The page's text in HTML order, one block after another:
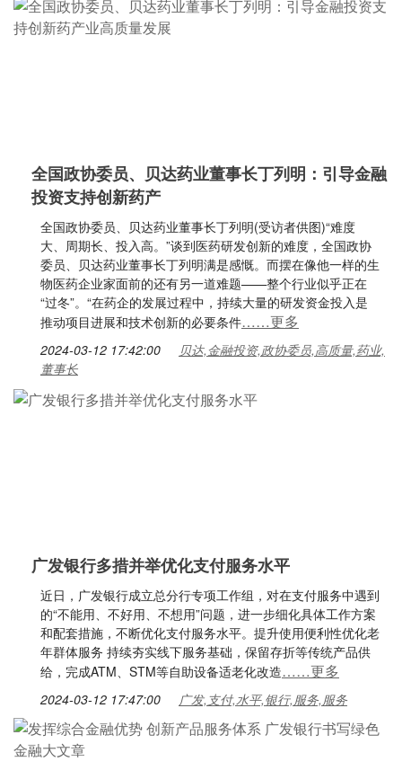
全国政协委员、贝达药业董事长丁列明：引导金融
投资支持创新药产
全国政协委员、贝达药业董事长丁列明(受访者供图)“难度
大、周期长、投入高。”谈到医药研发创新的难度，全国政协
委员、贝达药业董事长丁列明满是感慨。而摆在像他一样的生
物医药企业家面前的还有另一道难题——整个行业似乎正在
“过冬”。“在药企的发展过程中，持续大量的研发资金投入是
推动项目进展和技术创新的必要条件……更多
2024-03-12 17:42:00
贝达,金融投资,政协委员,高质量,药业,
董事长
广发银行多措并举优化支付服务水平
近日，广发银行成立总分行专项工作组，对在支付服务中遇到
的“不能用、不好用、不想用”问题，进一步细化具体工作方案
和配套措施，不断优化支付服务水平。提升使用便利性优化老
年群体服务 持续夯实线下服务基础，保留存折等传统产品供
给，完成ATM、STM等自助设备适老化改造……更多
2024-03-12 17:47:00 广发,支付,水平,银行,服务,服务